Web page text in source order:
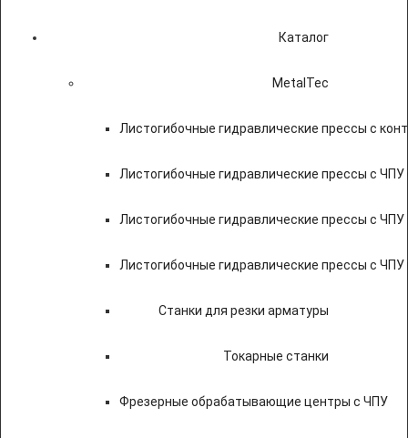
Каталог
MetalTec
Листогибочные гидравлические прессы с
Листогибочные гидравлические прессы с
Листогибочные гидравлические прессы с ЧПУ
Листогибочные гидравлические прессы с
Станки для резки арматуры
Токарные станки
Фрезерные обрабатывающие центры с ЧПУ